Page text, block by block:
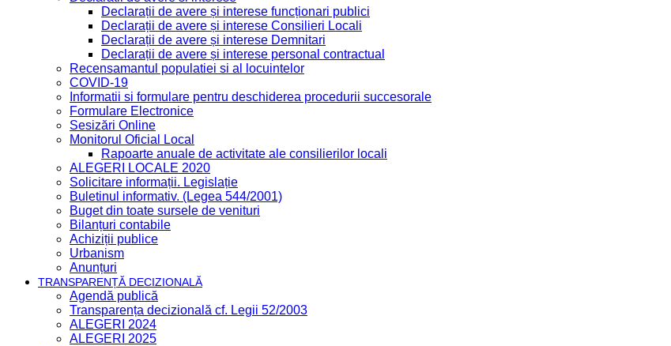
Declarații de avere și interese funcționari publici
Declarații de avere și interese Consilieri Locali
Declarații de avere și interese Demnitari
Declarații de avere și interese personal contractual
Recensamantul populatiei si al locuintelor
COVID-19
Informatii si formulare pentru deschiderea procedurii succesorale
Formulare Electronice
Sesizări Online
Monitorul Oficial Local
Rapoarte anuale de activitate ale consilierilor locali
ALEGERI LOCALE 2020
Solicitare informații. Legislație
Buletinul informativ. (Legea 544/2001)
Buget din toate sursele de venituri
Bilanțuri contabile
Achiziții publice
Urbanism
Anunțuri
TRANSPARENȚĂ DECIZIONALĂ
Agendă publică
Transparența decizională cf. Legii 52/2003
ALEGERI 2024
ALEGERI 2025